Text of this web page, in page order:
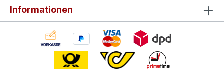
Informationen